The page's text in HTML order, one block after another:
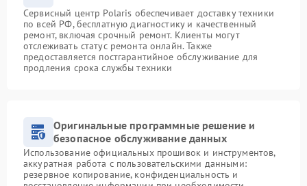
Сервисный центр Polaris обеспечивает доставку техники
по всей РФ, бесплатную диагностику и качественный
ремонт, включая срочный ремонт. Клиенты могут
отслеживать статус ремонта онлайн. Также
предоставляется постгарантийное обслуживание для
продления срока службы техники
Оригинальные программные решение и
безопасное обслуживание данных
Использование официальных прошивок и инструментов,
аккуратная работа с пользовательскими данными:
резервное копирование, конфиденциальность и